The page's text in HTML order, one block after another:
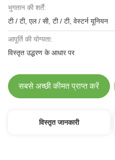
भुगतान की शर्तें:
टी / टी, एल / सी, टी / टी, वेस्टर्न यूनियन
आपूर्ति की योग्यता:
विस्तृत उद्धरण के आधार पर
सबसे अच्छी कीमत प्राप्त करें
विस्तृत जानकारी